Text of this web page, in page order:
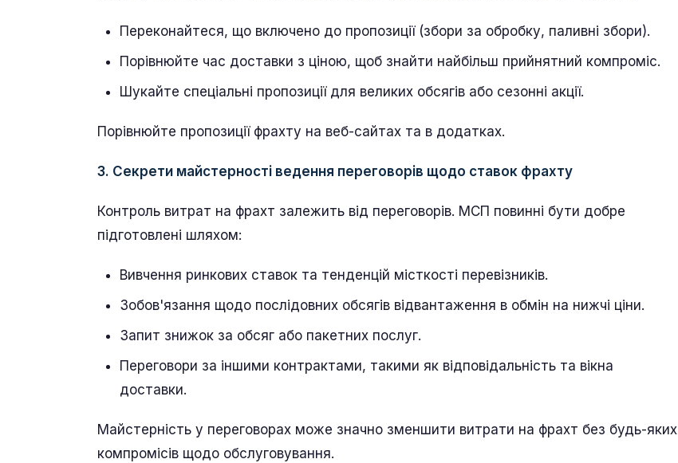
Переконайтеся, що включено до пропозиції (збори за обробку, паливні збори).
Порівнюйте час доставки з ціною, щоб знайти найбільш прийнятний компроміс.
Шукайте спеціальні пропозиції для великих обсягів або сезонні акції.
Порівнюйте пропозиції фрахту на веб-сайтах та в додатках.
3. Секрети майстерності ведення переговорів щодо ставок фрахту
Контроль витрат на фрахт залежить від переговорів. МСП повинні бути добре
підготовлені шляхом:
Вивчення ринкових ставок та тенденцій місткості перевізників.
Зобов'язання щодо послідовних обсягів відвантаження в обмін на нижчі ціни.
Запит знижок за обсяг або пакетних послуг.
Переговори за іншими контрактами, такими як відповідальність та вікна
доставки.
Майстерність у переговорах може значно зменшити витрати на фрахт без будь-яких
компромісів щодо обслуговування.